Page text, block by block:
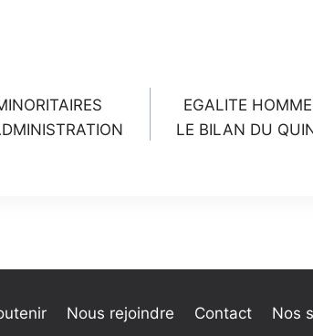
EGALITE
LE BILAN DU
Nous rejoindre Contact Nos